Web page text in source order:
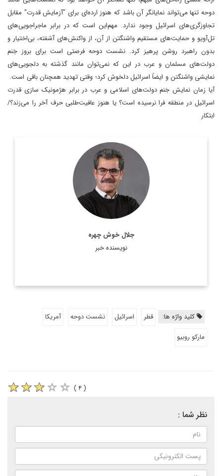
دوحه تنها می‌تواند نمایانگر آن باشد که هنوز ارده‌ای برای "آزمایش قدرت" مقابل
تجاوزگری‌های اسرائیل وجود ندارد. مهم‌این است که در برابر ماجراجویی‌های
تل‌آویو و حمایت‌های مستقیم واشنگتن از آن، از واکنش‌های آشفته، بی‌اختیار و
بدون راهبرد روشن پرهیز کرد. نشست دوحه فرصتی است برای بروز جَنم
دولت‌های مسلمان و عرب در این که نمی‌توان مانند گذشته به دلجویی‌های
نمایشی واشنگتن و ایضاً اسرائیل دلخوش کرد؛ وقتی تهدید همچنان باقی است.
آیا زمان نمایش جَنم دولت‌های اسلامی و عرب در برابر هژمونیک سازی قدرت
اسرائیل در منطقه فرا نرسیده است؟ یا هنوز عافیت‌طلبی حرف آخر را می‌زند؟/
ابتکار
جلال خوش چهره
نویسنده خبر
روزنامه‌نگار و تحلیلگر مسائل بین‌الملل
اطلاعات بیشتر
کلید واژه ها: قطر اسرائیل نشست دوحه
آمریکا
مارکو روبیو
( ۴ )
نظر شما :